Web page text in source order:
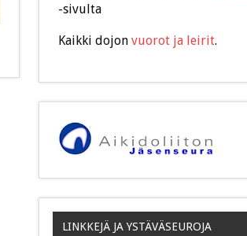
-sivulta
Kaikki dojonvuorot ja leirit.
LINKKEJÄ JA YSTÄVÄSEUROJA